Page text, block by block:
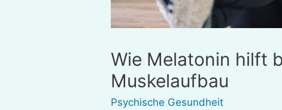
Wie Melatonin hilft
Muskelaufbau
Psychische Gesundheit